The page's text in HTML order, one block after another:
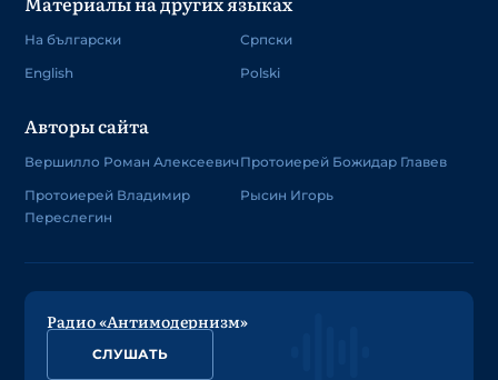
На български
English
Српски
Polski
Авторы сайта
Вершилло Роман Алексеевич
Протоиерей Владимир
Переслегин
Протоиерей Божидар Главев
Рысин Игорь
Радио «Антимодернизм»
СЛУШАТЬ